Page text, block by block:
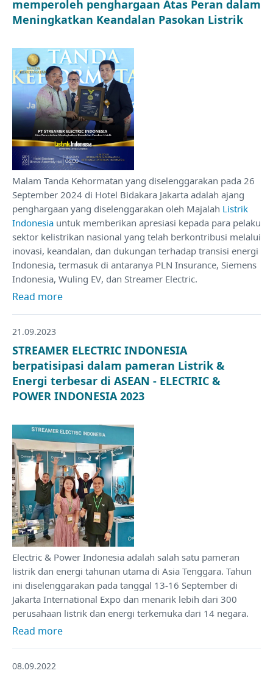
memperoleh penghargaan Atas Peran dalam
Meningkatkan Keandalan Pasokan Listrik
Malam Tanda Kehormatan yang diselenggarakan pada 26
September 2024 di Hotel Bidakara Jakarta adalah ajang
penghargaan yang diselenggarakan oleh Majalah Listrik
Indonesia untuk memberikan apresiasi kepada para pelaku
sektor kelistrikan nasional yang telah berkontribusi melalui
inovasi, keandalan, dan dukungan terhadap transisi energi
Indonesia, termasuk di antaranya PLN Insurance, Siemens
Indonesia, Wuling EV, dan Streamer Electric.
Read more
21.09.2023
STREAMER ELECTRIC INDONESIA
berpatisipasi dalam pameran Listrik &
Energi terbesar di ASEAN - ELECTRIC &
POWER INDONESIA 2023
Electric & Power Indonesia adalah salah satu pameran
listrik dan energi tahunan utama di Asia Tenggara. Tahun
ini diselenggarakan pada tanggal 13-16 September di
Jakarta International Expo dan menarik lebih dari 300
perusahaan listrik dan energi terkemuka dari 14 negara.
Read more
08.09.2022